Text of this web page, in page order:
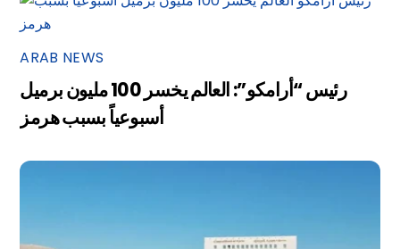
ARAB NEWS
رئيس “أرامكو”: العالم يخسر 100 مليون برميل
أسبوعياً بسبب هرمز